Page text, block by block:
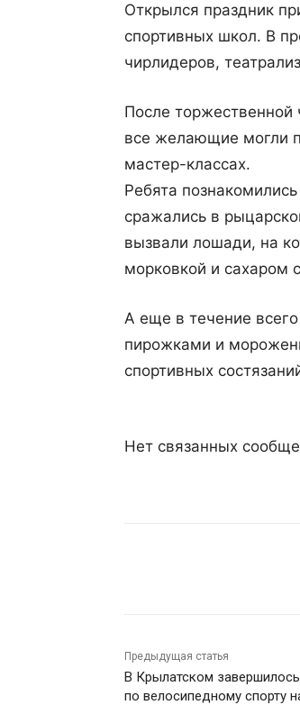
Открылся праздник
спортивных школ. В
чирлидеров,
После торжественной
все желающие могли
мастер-классах.
Ребята
сражались в
вызвали лошади, на
морковкой и сахаром
А еще в течение
пирожками и
спортивных
Нет связанных
Предыдущая статья
В Крылатском
по велосипедному спорту